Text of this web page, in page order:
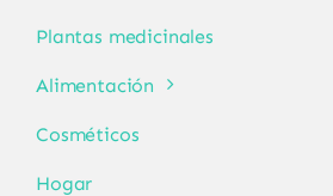
Plantas medicinales
Alimentación
Cosméticos
Hogar